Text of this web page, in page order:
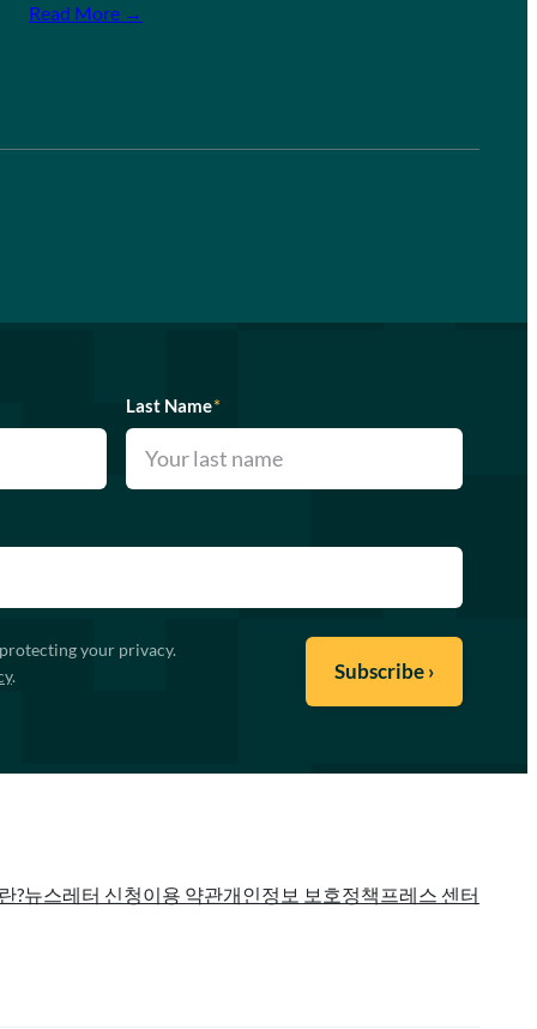
Read More →
Last Name*
your privacy.
.
?뉴스레터 신청이용 약관개인정보 보호정책 프레스 센터